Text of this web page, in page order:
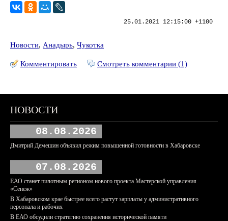
25.01.2021 12:15:00 +1100
Новости, Анадырь, Чукотка
Комментировать Смотреть комментарии (1)
НОВОСТИ
08.08.2026
Дмитрий Демешин объявил режим повышенной готовности в Хабаровске
07.08.2026
ЕАО станет пилотным регионом нового проекта Мастерской управления
«Сенеж»
В Хабаровском крае быстрее всего растут зарплаты у административного
персонала и рабочих
В ЕАО обсудили стратегию сохранения исторической памяти